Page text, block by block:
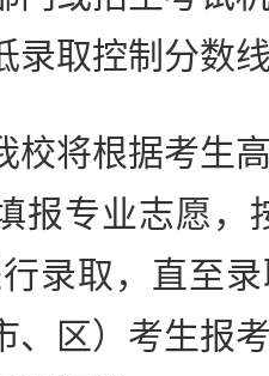
录取控制分数
将根据考生高
报专业志愿，
录取，直至
、区）考生报